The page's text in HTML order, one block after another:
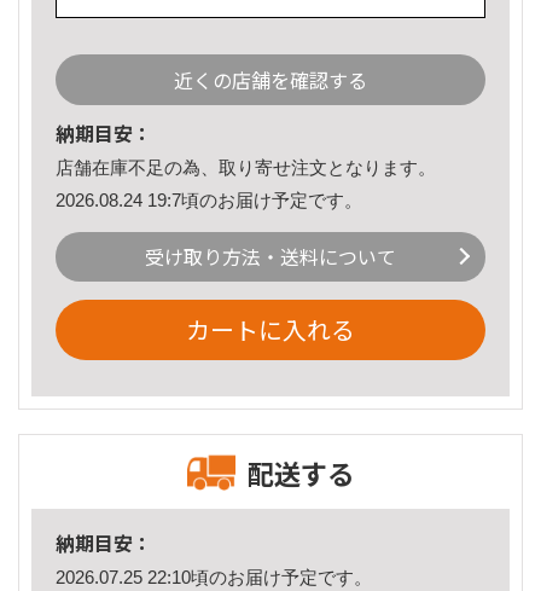
近くの店舗を確認する
納期目安：
店舗在庫不足の為、取り寄せ注文となります。
2026.08.24 19:7頃のお届け予定です。
受け取り方法・送料について
カートに入れる
配送する
納期目安：
2026.07.25 22:10頃のお届け予定です。